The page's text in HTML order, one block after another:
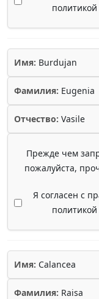
политикой
Имя: Burdujan
Фамилия: Eugenia
Отчество: Vasile
Прежде чем
пожалуйста,
Я согласен с
политикой
Имя: Calancea
Фамилия: Raisa